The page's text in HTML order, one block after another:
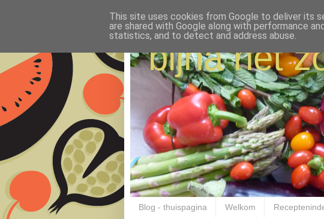
bijna net
Blog - thuispagina Welkom
This site uses cookies from Google to deliver its
are shared with Google along with performance
statistics, and to detect and address abuse.